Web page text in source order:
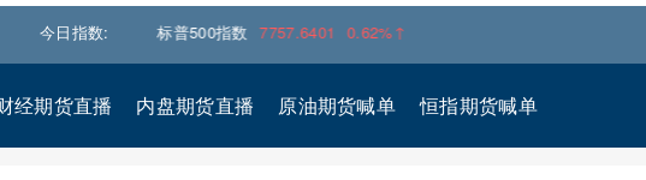
今日指数:
1.30%↑ 标普500指数 7757.6401 0.62%↑
经期货直播 内盘期货直播 原油期货喊单 恒指期货喊单